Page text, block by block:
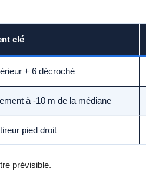
clé
+ 6 décroché
à -10 m de la médiane
pied droit
prévisible.